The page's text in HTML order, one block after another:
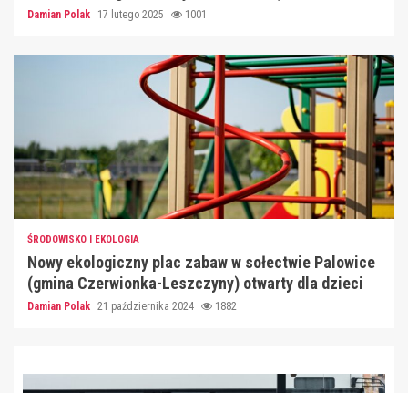
Damian Polak 17 lutego 2025 1001
ŚRODOWISKO I EKOLOGIA
Nowy ekologiczny plac zabaw w sołectwie Palowice
(gmina Czerwionka-Leszczyny) otwarty dla dzieci
Damian Polak 21 października 2024 1882